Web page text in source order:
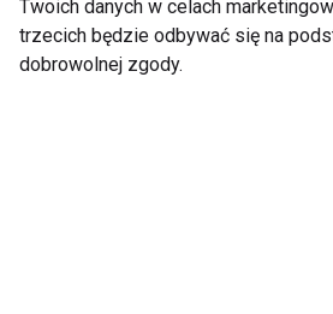
Zapisz się do naszego
Twoich danych w celach
trzecich będzie odbywać się na
dobrowolnej zgody.